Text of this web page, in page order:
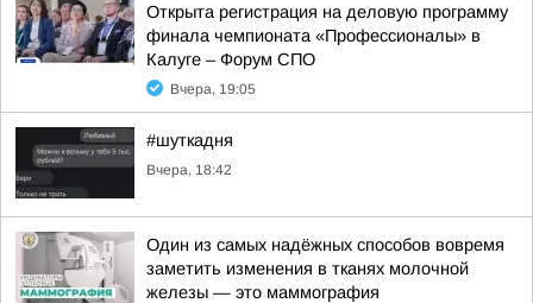
Открыта регистрация на деловую программу
финала чемпионата «Профессионалы» в
Калуге – Форум СПО
Вчера, 19:05
#шуткадня
Вчера, 18:42
Один из самых надёжных способов вовремя
заметить изменения в тканях молочной
железы — это маммография